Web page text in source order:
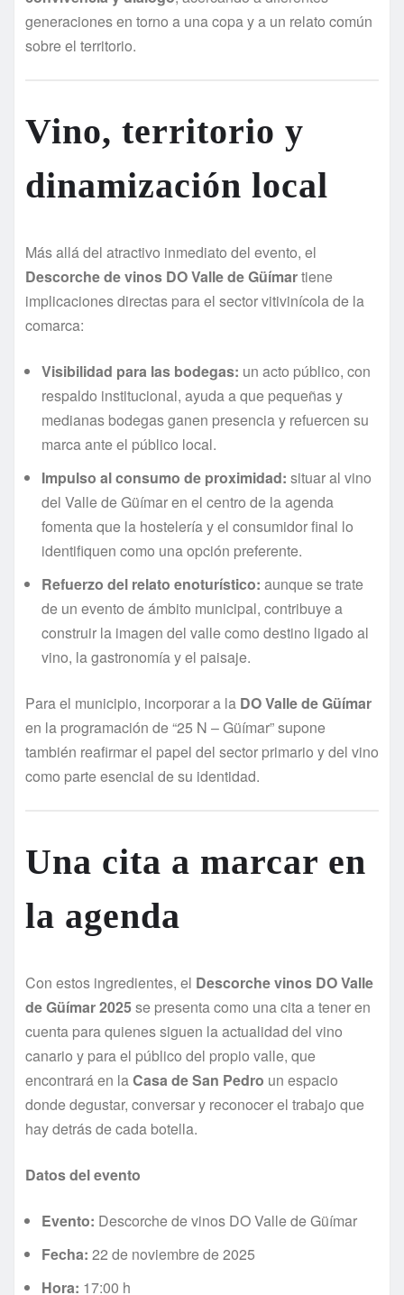
generaciones en torno a una copa y a un relato común
sobre el territorio.
Vino, territorio y
dinamización local
Más allá del atractivo inmediato del evento, el
Descorche de vinos DO Valle de Güímartiene
implicaciones directas para el sector vitivinícola de la
comarca:
Visibilidad para las bodegas: un acto público, con
respaldo institucional, ayuda a que pequeñas y
medianas bodegas ganen presencia y refuercen su
marca ante el público local.
Impulso al consumo de proximidad: situar al vino
del Valle de Güímar en el centro de la agenda
fomenta que la hostelería y el consumidor final lo
identifiquen como una opción preferente.
Refuerzo del relato enoturístico: aunque se trate
de un evento de ámbito municipal, contribuye a
construir la imagen del valle como destino ligado al
vino, la gastronomía y el paisaje.
Para el municipio, incorporar a la DO Valle de Güímar
en la programación de “25 N – Güímar” supone
también reafirmar el papel del sector primario y del vino
como parte esencial de su identidad.
Una cita a marcar en
la agenda
Con estos ingredientes, el Descorche vinos DO Valle
de Güímar 2025se presenta como una cita a tener en
cuenta para quienes siguen la actualidad del vino
canario y para el público del propio valle, que
encontrará en laCasa de San Pedro un espacio
donde degustar, conversar y reconocer el trabajo que
hay detrás de cada botella.
Datos del evento
Evento: Descorche de vinos DO Valle de Güímar
Fecha: 22 de noviembre de 2025
Hora: 17:00 h